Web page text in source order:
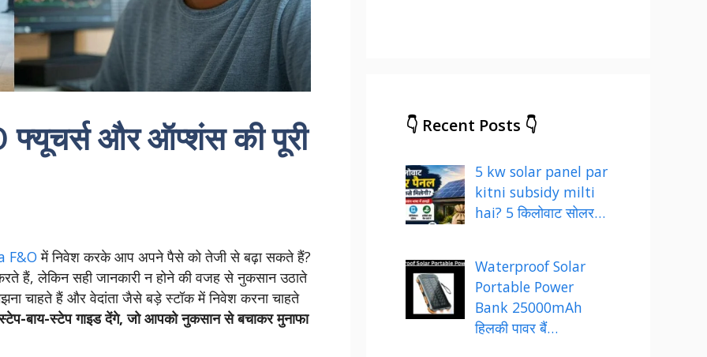
और ऑप्शंस की पूरी
F&Oमें निवेश करके आप अपने पैसे को तेजी से बढ़ा सकते हैं?
हैं, लेकिन सही जानकारी न होने की वजह से नुकसान उठाते
चाहते हैं और वेदांता जैसे बड़े स्टॉक में निवेश करना चाहते
बाय-स्टेप गाइड देंगे, जो आपको नुकसान से बचाकर मुनाफा
👇 Recent Posts 👇
5 kw solar panel par
kitni subsidy milti
hai? 5 किलोवाट सोलर…
Waterproof Solar
Portable Power
Bank 25000mAh
हिलकी पावर बैं…